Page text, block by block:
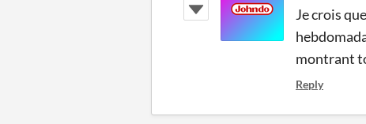
Je crois
montrant
Reply